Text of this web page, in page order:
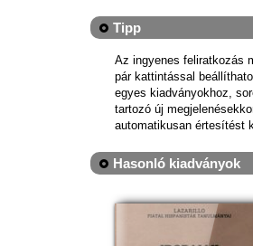
Tipp
Az ingyenes feliratkozás
pár kattintással
egyes kiadványokhoz,
tartozó új
automatikusan értesítést
Hasonló kiadványok